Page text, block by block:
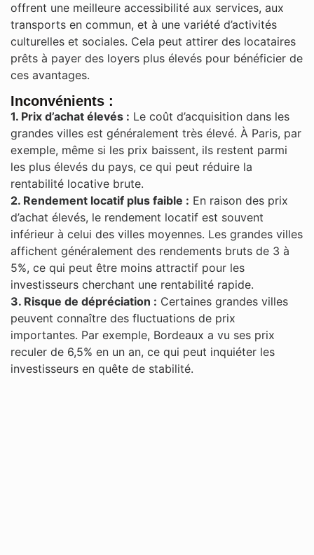
offrent une meilleure accessibilité aux services, aux
transports en commun, et à une variété d’activités
culturelles et sociales. Cela peut attirer des locataires
prêts à payer des loyers plus élevés pour bénéficier de
ces avantages.
Inconvénients :
1. Prix d’achat élevés : Le coût d’acquisition dans les
grandes villes est généralement très élevé. À Paris, par
exemple, même si les prix baissent, ils restent parmi
les plus élevés du pays, ce qui peut réduire la
rentabilité locative brute​.
2. Rendement locatif plus faible : En raison des prix
d’achat élevés, le rendement locatif est souvent
inférieur à celui des villes moyennes. Les grandes villes
affichent généralement des rendements bruts de 3 à
5%, ce qui peut être moins attractif pour les
investisseurs cherchant une rentabilité rapide​.
3. Risque de dépréciation : Certaines grandes villes
peuvent connaître des fluctuations de prix
importantes. Par exemple, Bordeaux a vu ses prix
reculer de 6,5% en un an, ce qui peut inquiéter les
investisseurs en quête de stabilité.​​